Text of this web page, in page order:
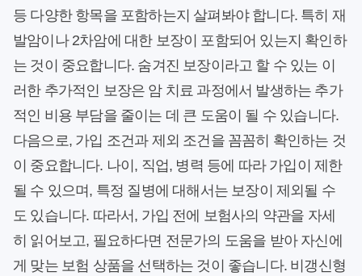
등 다양한 항목을 포함하는지 살펴봐야 합니다. 특히 재
발암이나 2차암에 대한 보장이 포함되어 있는지 확인하
는 것이 중요합니다. 숨겨진 보장이라고 할 수 있는 이
러한 추가적인 보장은 암 치료 과정에서 발생하는 추가
적인 비용 부담을 줄이는 데 큰 도움이 될 수 있습니다.
다음으로, 가입 조건과 제외 조건을 꼼꼼히 확인하는 것
이 중요합니다. 나이, 직업, 병력 등에 따라 가입이 제한
될 수 있으며, 특정 질병에 대해서는 보장이 제외될 수
도 있습니다. 따라서, 가입 전에 보험사의 약관을 자세
히 읽어보고, 필요하다면 전문가의 도움을 받아 자신에
게 맞는 보험 상품을 선택하는 것이 좋습니다. 비갱신형